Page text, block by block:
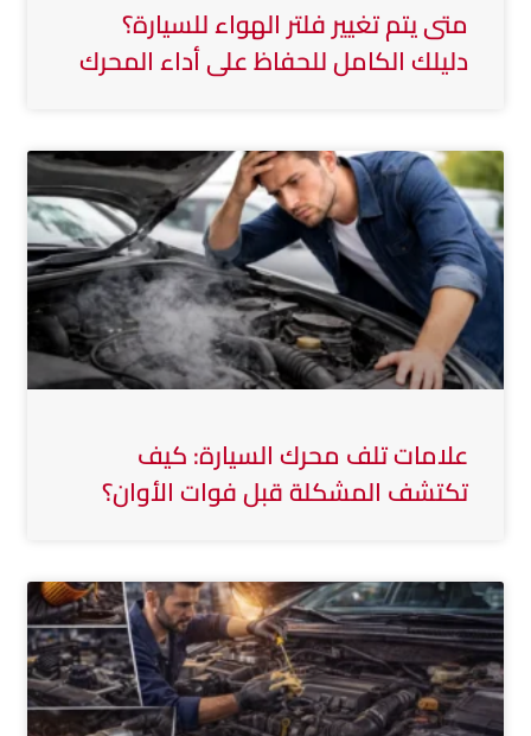
متى يتم تغيير فلتر الهواء للسيارة؟
دليلك الكامل للحفاظ على أداء المحرك
علامات تلف محرك السيارة: كيف
تكتشف المشكلة قبل فوات الأوان؟